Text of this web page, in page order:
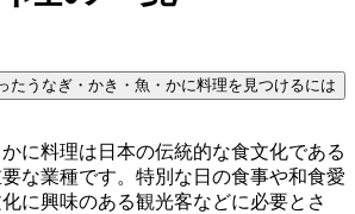
たうなぎ・かき・魚・かに料理を見つけるには
に料理は日本の伝統的な食文化である
な業種です。特別な日の食事や和食愛
に興味のある観光客などに必要とさ